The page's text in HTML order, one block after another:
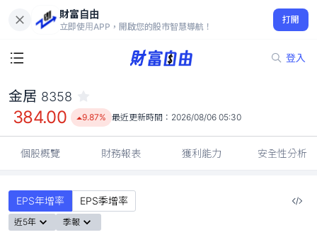
財富自由
立即使用APP，開啟您的股市智慧導航！
打開
登入
384.00
9.87%
金居 8358
384.00 9.87% 最近更新時間： 2026/08/06 05:30
個股概覽 財務報表 獲利能力 安全性分析
EPS年增率 EPS季增率
近5年 季報